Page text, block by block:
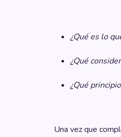
¿Qué es lo
¿Qué
¿Qué
Una vez que